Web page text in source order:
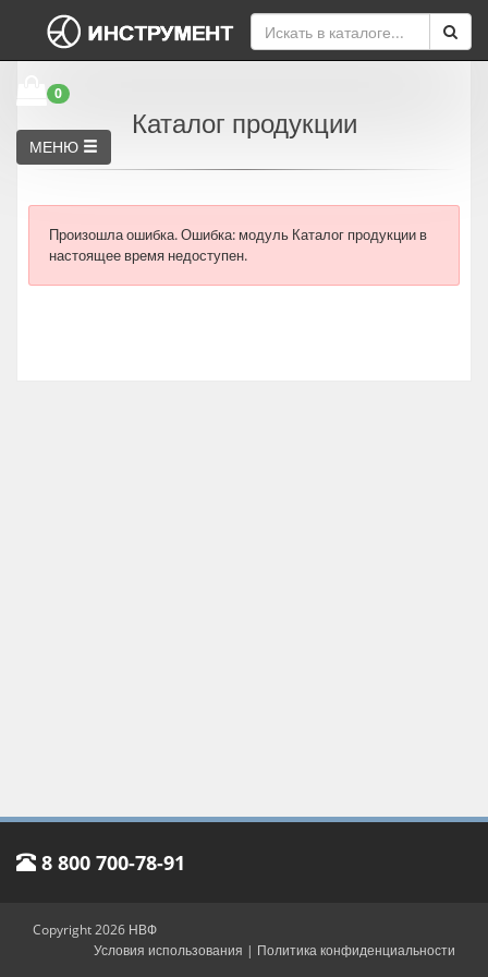
0
МЕНЮ
Каталог продукции
Произошла ошибка.Ошибка: модуль Каталог продукции в
настоящее время недоступен.
8 800 700-78-91
Copyright 2026 НВФ
Условия использования | Политика конфиденциальности